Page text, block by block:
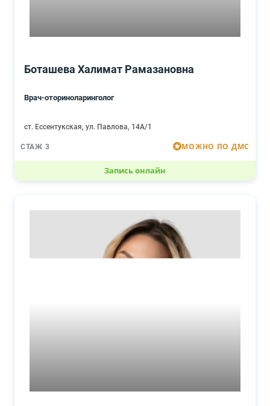
Боташева Халимат Рамазановна
Врач-оториноларинголог
ст. Ессентукская, ул. Павлова, 14А/1
СТАЖ 3 МОЖНО ПО ДМС
Запись онлайн